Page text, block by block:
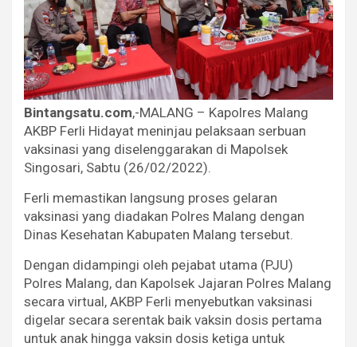
Bintangsatu.com,-MALANG – Kapolres Malang
AKBP Ferli Hidayat meninjau pelaksaan serbuan
vaksinasi yang diselenggarakan di Mapolsek
Singosari, Sabtu (26/02/2022).
Ferli memastikan langsung proses gelaran
vaksinasi yang diadakan Polres Malang dengan
Dinas Kesehatan Kabupaten Malang tersebut.
Dengan didampingi oleh pejabat utama (PJU)
Polres Malang, dan Kapolsek Jajaran Polres Malang
secara virtual, AKBP Ferli menyebutkan vaksinasi
digelar secara serentak baik vaksin dosis pertama
untuk anak hingga vaksin dosis ketiga untuk